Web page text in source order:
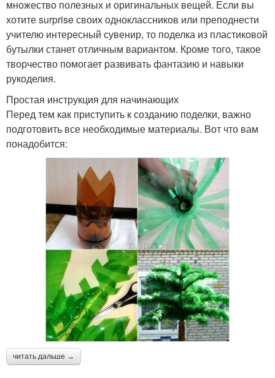
множество полезных и оригинальных вещей. Если вы
хотите surprise своих одноклассников или преподнести
учителю интересный сувенир, то поделка из пластиковой
бутылки станет отличным вариантом. Кроме того, такое
творчество помогает развивать фантазию и навыки
рукоделия.
Простая инструкция для начинающих
Перед тем как приступить к созданию поделки, важно
подготовить все необходимые материалы. Вот что вам
понадобится:
читать дальше →